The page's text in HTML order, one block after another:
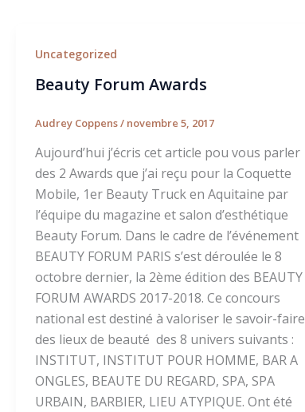
Uncategorized
Beauty Forum Awards
Audrey Coppens/ novembre 5, 2017
Aujourd’hui j’écris cet article pou vous parler
des 2 Awards que j’ai reçu pour la Coquette
Mobile, 1er Beauty Truck en Aquitaine par
l’équipe du magazine et salon d’esthétique
Beauty Forum. Dans le cadre de l’événement
BEAUTY FORUM PARIS s’est déroulée le 8
octobre dernier, la 2ème édition des BEAUTY
FORUM AWARDS 2017-2018. Ce concours
national est destiné à valoriser le savoir-faire
des lieux de beauté des 8 univers suivants :
INSTITUT, INSTITUT POUR HOMME, BAR A
ONGLES, BEAUTE DU REGARD, SPA, SPA
URBAIN, BARBIER, LIEU ATYPIQUE. Ont été